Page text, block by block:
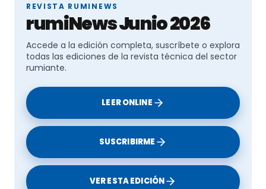
REVISTA RUMINEWS
rumiNews Junio 2026
Accede a la edición completa, suscríbete o explora
todas las ediciones de la revista técnica del sector
rumiante.
LEER ONLINE
SUSCRIBIRME
VER ESTA EDICIÓN